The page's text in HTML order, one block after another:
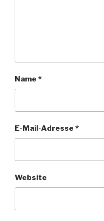
Name *
E-Mail-Adresse *
Website